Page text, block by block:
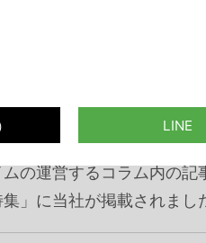
まとめ」、アクリルグッ
まとめ」で当社が紹介さ
の運営するコラム内の記
」に当社が掲載されまし